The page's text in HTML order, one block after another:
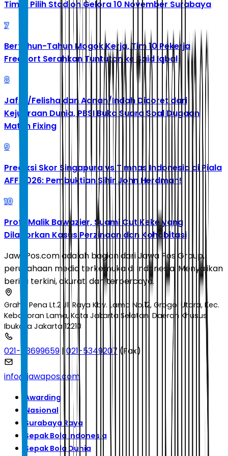
Timur Pilih Stadion Gelora 10 November Surabaya
7
Bertahun-Tahun Mogok Kerja, Tim 10 Pekerja
Freeport Serahkan Tuntutan ke Said Iqbal
8
Jafar/Felisha dan Adnan/Indah Dicoret dari
Kejuaraan Dunia, PBSI Buka Suara Soal Dugaan
Match Fixing
9
Prediksi Skor Singapura vs Timnas Indonesia di Piala
AFF 2026: Pembuktian Sihir John Herdman!
10
Profil Malik Bawazier, Suami Cut Keke yang
Dilaporkan Kasus Perzinaan dan Kohabitasi
JawaPos.com adalah bagian dari Jawa Pos Group,
perusahaan media terkemuka di Indonesia. Menyajikan
berita terkini, akurat, dan terpercaya.
Graha Pena Lt.2 Jl. Raya Kby. Lama No.12, Grogol Utara, Kec.
Kebayoran Lama, Kota Jakarta Selatan, Daerah Khusus
Ibukota Jakarta 12210
021-53699659 | 021-5349207 (Fax)
info@jawapos.com
Awarding
Nasional
Surabaya Raya
Sepak Bola Indonesia
Sepak Bola Dunia